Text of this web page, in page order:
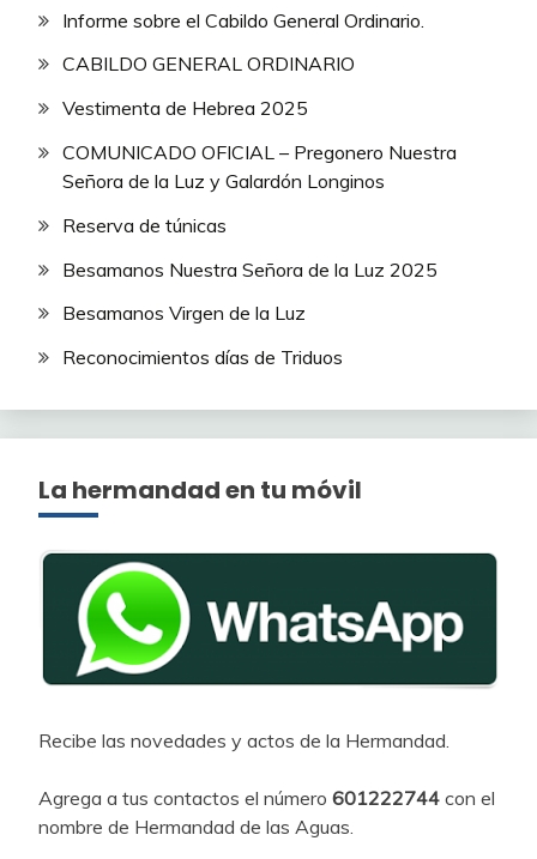
Informe sobre el Cabildo General Ordinario.
CABILDO GENERAL ORDINARIO
Vestimenta de Hebrea 2025
COMUNICADO OFICIAL – Pregonero Nuestra
Señora de la Luz y Galardón Longinos
Reserva de túnicas
Besamanos Nuestra Señora de la Luz 2025
Besamanos Virgen de la Luz
Reconocimientos días de Triduos
La hermandad en tu móvil
Recibe las novedades y actos de la Hermandad.
Agrega a tus contactos el número 601222744 con el
nombre de Hermandad de las Aguas.